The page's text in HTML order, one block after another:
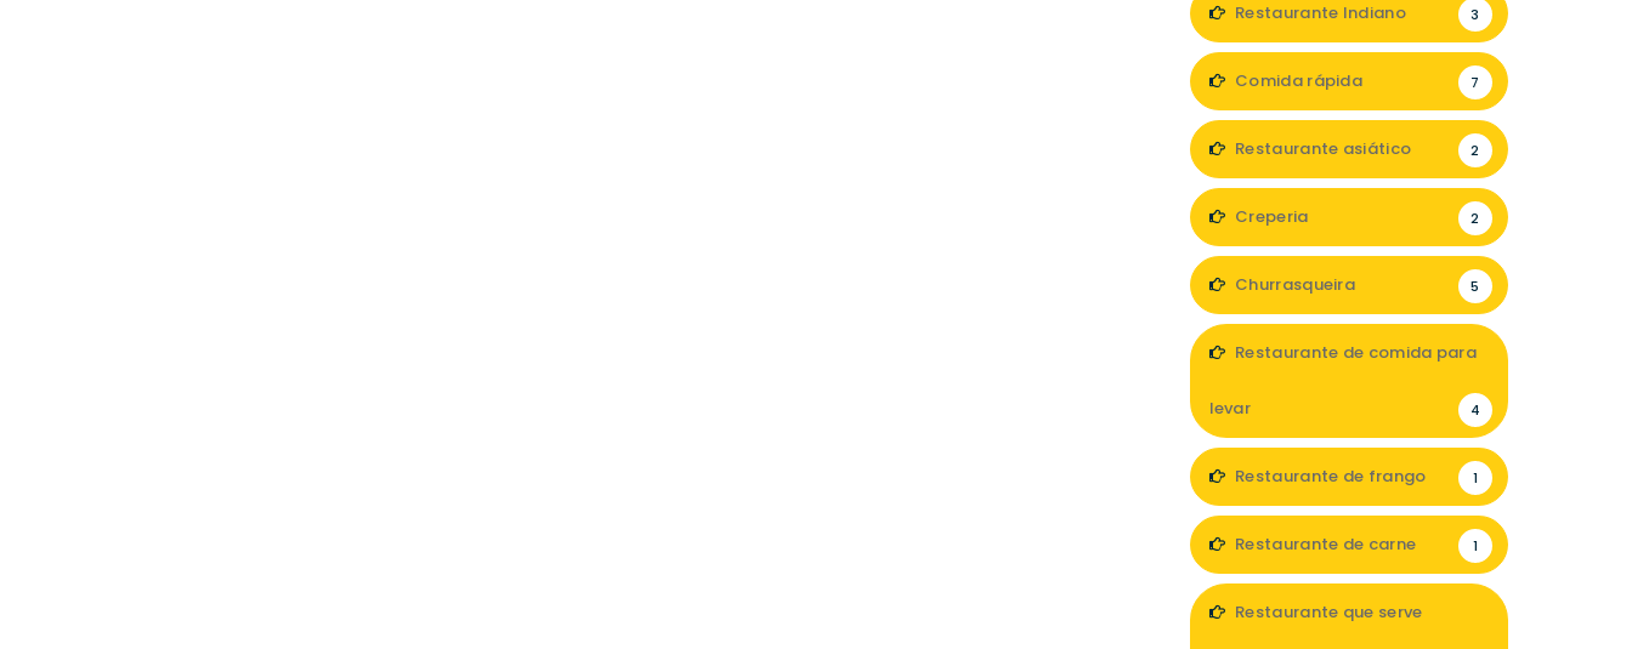
Restaurante Indiano 3
Comida rápida 7
Restaurante asiático 2
Creperia 2
Churrasqueira 5
Restaurante de comida para
levar 4
Restaurante de frango 1
Restaurante de carne 1
Restaurante que serve